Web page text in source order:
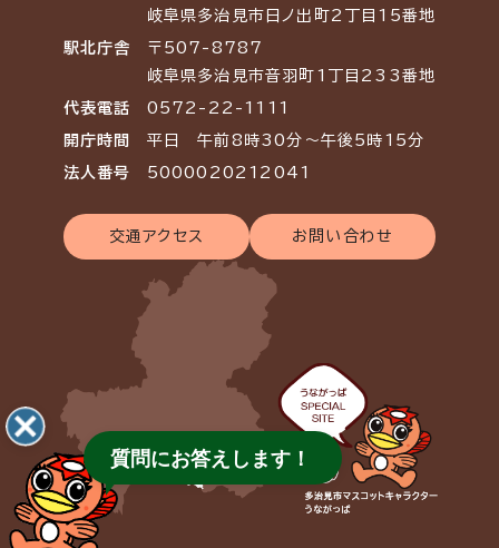
岐阜県多治見市日ノ出町2丁目15番地
駅北庁舎
〒507-8787
岐阜県多治見市音羽町1丁目233番地
代表電話 0572-22-1111
開庁時間 平日 午前8時30分～午後5時15分
法人番号 5000020212041
交通アクセス お問い合わせ
質問にお答えします！